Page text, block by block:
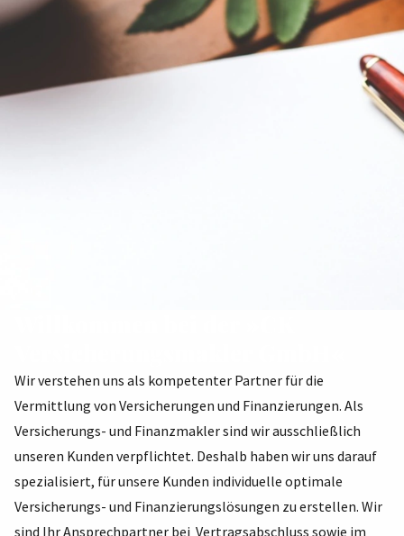
Wir verstehen uns als kompetenter Partner für die
Vermittlung von Versicherungen und Finanzierungen. Als
Versicherungs- und Finanzmakler sind wir ausschließlich
unseren Kunden verpflichtet. Deshalb haben wir uns darauf
spezialisiert, für unsere Kunden individuelle optimale
Versicherungs- und Finanzierungslösungen zu erstellen. Wir
sind Ihr Ansprechpartner bei Vertragsabschluss sowie im